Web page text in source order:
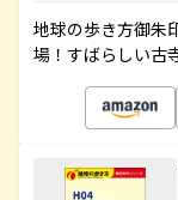
地球の歩き方御朱
場！すばらしい古